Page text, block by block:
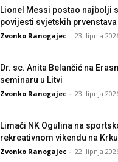
Lionel Messi postao najbolji
povijesti svjetskih prvenstava
Zvonko Ranogajec - 23. lipnja
Dr. sc. Anita Belančić na
seminaru u Litvi
Zvonko Ranogajec - 23. lipnja
Limači NK Ogulina na
rekreativnom vikendu na Krku
Zvonko Ranogajec - 22. lipnja